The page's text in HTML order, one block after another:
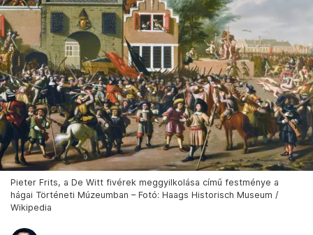
Pieter Frits, a De Witt fivérek meggyilkolása című festménye a
hágai Történeti Múzeumban – Fotó: Haags Historisch Museum /
Wikipedia